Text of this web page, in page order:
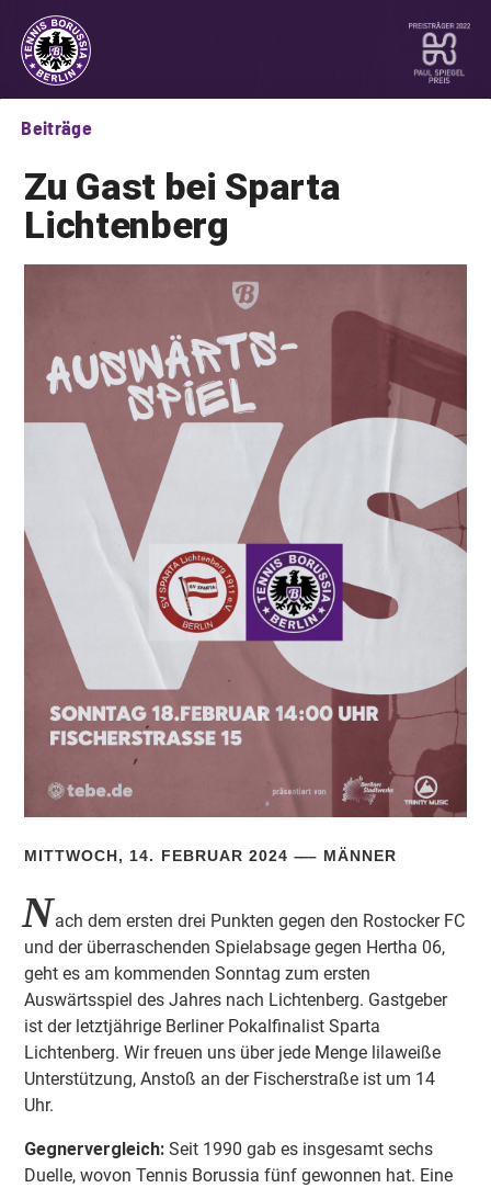
Beiträge
Zu Gast bei Sparta
Lichtenberg
MITTWOCH, 14. FEBRUAR 2024 MÄNNER
Nach dem ersten drei Punkten gegen den Rostocker FC
und der überraschenden Spielabsage gegen Hertha 06,
geht es am kommenden Sonntag zum ersten
Auswärtsspiel des Jahres nach Lichtenberg. Gastgeber
ist der letztjährige Berliner Pokalfinalist Sparta
Lichtenberg. Wir freuen uns über jede Menge lilaweiße
Unterstützung, Anstoß an der Fischerstraße ist um 14
Uhr.
Gegnervergleich: Seit 1990 gab es insgesamt sechs
Duelle, wovon Tennis Borussia fünf gewonnen hat. Eine